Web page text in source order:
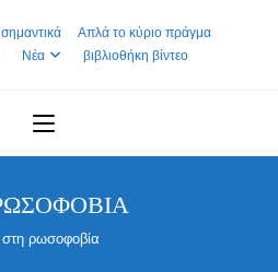
Απλά το κύριο πράγμα
Νέα βιβλιοθήκη βίντεο
στη ρωσοφοβία